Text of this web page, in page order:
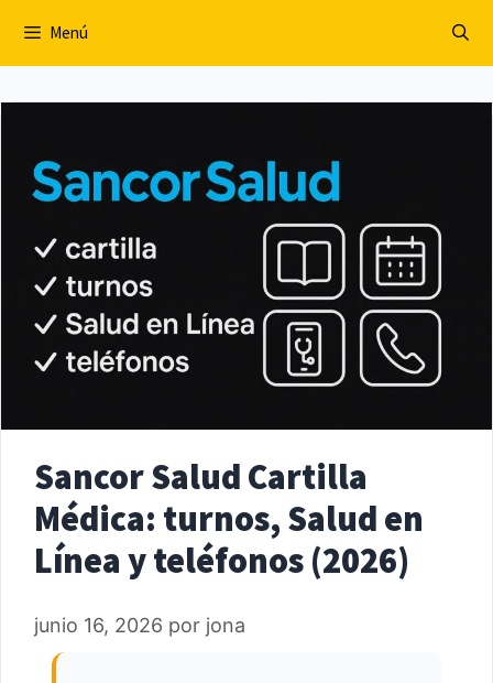
Menú
Sancor Salud Cartilla
Médica: turnos, Salud en
Línea y teléfonos (2026)
junio 16, 2026 por jona